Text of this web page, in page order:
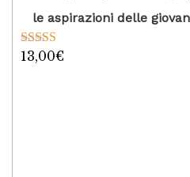
le aspirazioni delle
Valutato
13,00€